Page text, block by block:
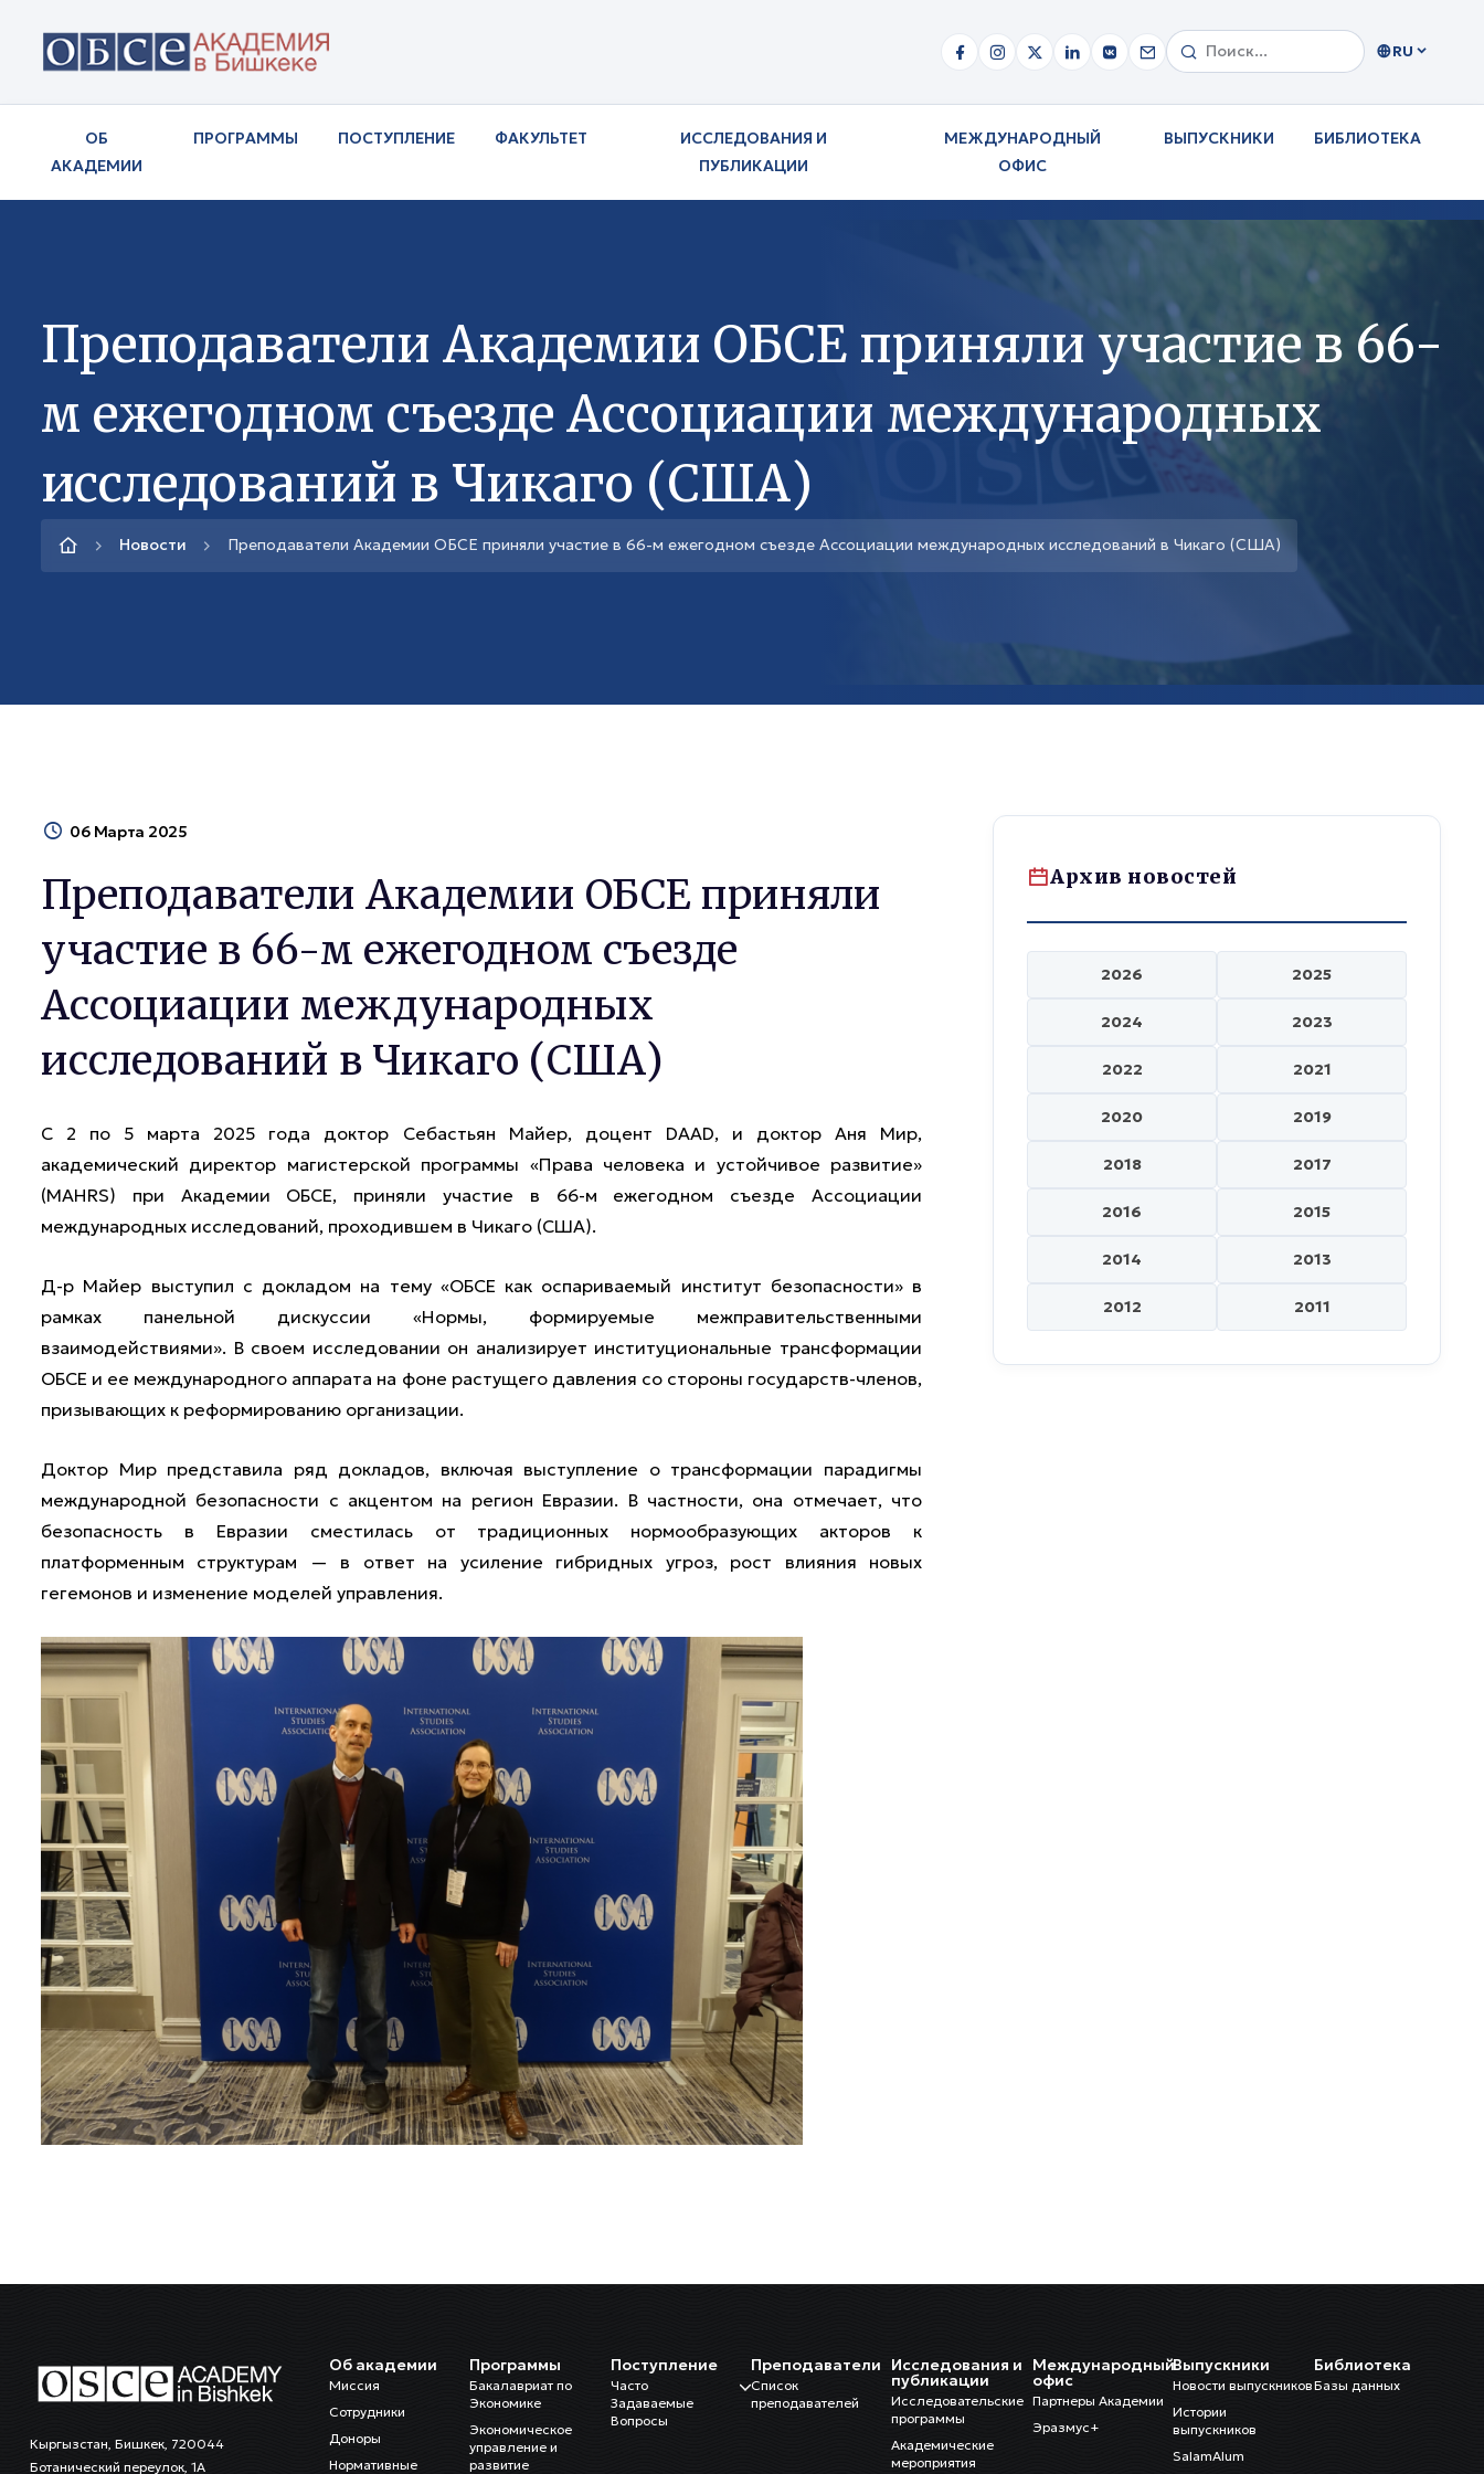
RU
ОБ
АКАДЕМИИ
ПРОГРАММЫ ПОСТУПЛЕНИЕ ФАКУЛЬТЕТ
ИССЛЕДОВАНИЯ И
ПУБЛИКАЦИИ
МЕЖДУНАРОДНЫЙ
ОФИС
ВЫПУСКНИКИ БИБЛИОТЕКА
Преподаватели Академии ОБСЕ приняли участие в 66-
м ежегодном съезде Ассоциации международных
исследований в Чикаго (США)
Новости Преподаватели Академии ОБСЕ приняли участие в 66-м ежегодном съезде Ассоциации международных исследований в Чикаго (США)
06 Марта 2025
Преподаватели Академии ОБСЕ приняли
участие в 66-м ежегодном съезде
Ассоциации международных
исследований в Чикаго (США)
С 2 по 5 марта 2025 года доктор Себастьян Майер, доцент DAAD, и доктор Аня Мир,
академический директор магистерской программы «Права человека и устойчивое развитие»
(MAHRS) при Академии ОБСЕ, приняли участие в 66-м ежегодном съезде Ассоциации
международных исследований, проходившем в Чикаго (США).
Д-р Майер выступил с докладом на тему «ОБСЕ как оспариваемый институт безопасности» в
рамках панельной дискуссии «Нормы, формируемые межправительственными
взаимодействиями». В своем исследовании он анализирует институциональные трансформации
ОБСЕ и ее международного аппарата на фоне растущего давления со стороны государств-членов,
призывающих к реформированию организации.
Доктор Мир представила ряд докладов, включая выступление о трансформации парадигмы
международной безопасности с акцентом на регион Евразии. В частности, она отмечает, что
безопасность в Евразии сместилась от традиционных нормообразующих акторов к
платформенным структурам — в ответ на усиление гибридных угроз, рост влияния новых
гегемонов и изменение моделей управления.
Архив новостей
2026 2025
2024 2023
2022 2021
2020 2019
2018 2017
2016 2015
2014 2013
2012 2011
Кыргызстан, Бишкек, 720044
Ботанический переулок, 1А
Об академии
Миссия
Сотрудники
Доноры
Нормативные
Программы
Бакалавриат по
Экономике
Экономическое
управление и
развитие
Поступление
Часто
Задаваемые
Вопросы
Преподаватели
Список
преподавателей
Исследования и
публикации
Исследовательские
программы
Академические
мероприятия
Международный
офис
Партнеры Академии
Эразмус+
Выпускники
Новости выпускников
Истории
выпускников
SalamAlum
Библиотека
Базы данных